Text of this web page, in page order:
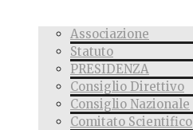
Associazione
Statuto
PRESIDENZA
Consiglio Direttivo
Consiglio Nazionale
Comitato Scientifico